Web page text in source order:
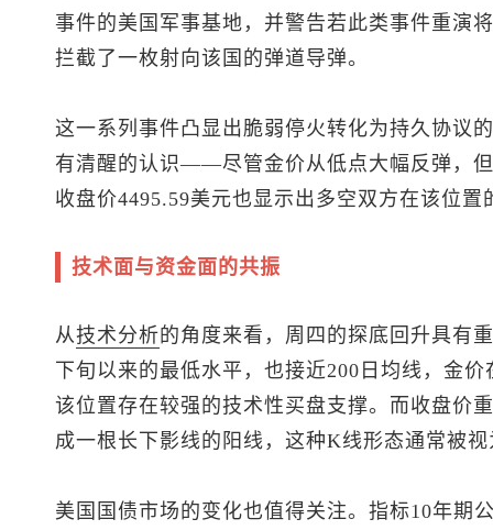
事件的美国军事基地，并警告若此类事件重演
拦截了一枚射向该国的弹道导弹。
这一系列事件凸显出脆弱停火转化为持久协议
有清醒的认识——尽管金价从低点大幅反弹，
收盘价4495.59美元也显示出多空双方在该位置
技术面与资金面的共振
从技术分析的角度来看，周四的探底回升具有
下旬以来的最低水平，也接近200日均线，金
该位置存在较强的技术性买盘支撑。而收盘价
成一根长下影线的阳线，这种K线形态通常被
美国国债市场的变化也值得关注。指标10年期